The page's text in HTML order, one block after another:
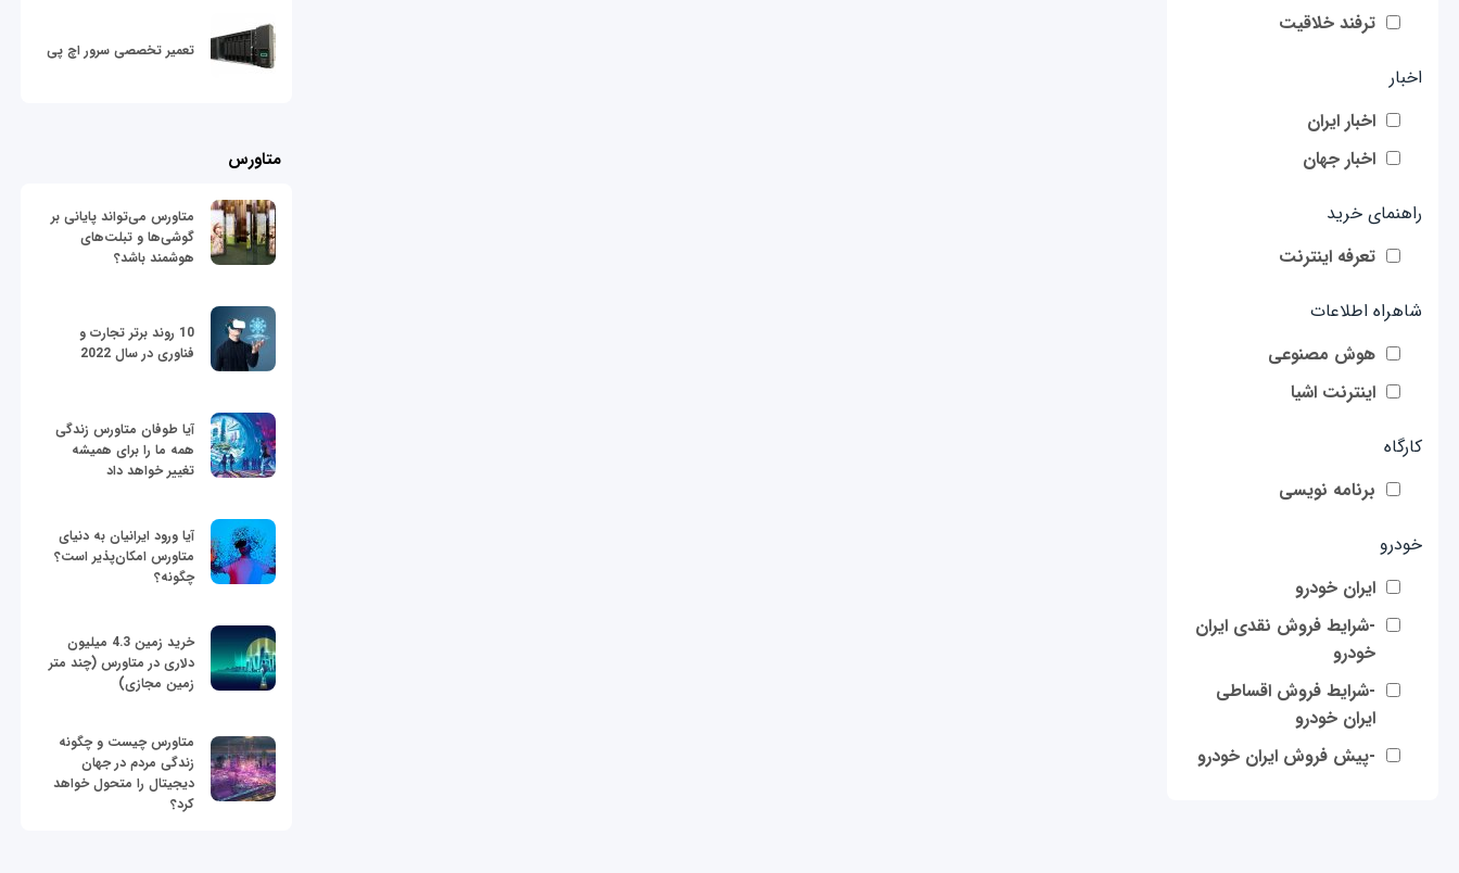
ترفند خلاقیت
اخبار
اخبار ایران
اخبار جهان
راهنمای خرید
تعرفه اینترنت
شاهراه اطلاعات
هوش مصنوعی
اینترنت اشیا
کارگاه
برنامه نویسی
خودرو
ایران خودرو
-شرایط فروش نقدی ایران
خودرو
-شرایط فروش اقساطی
ایران خودرو
-پیش فروش ایران خودرو
تعمیر تخصصی سرور اچ پی
متاورس
متاورس می‌تواند پایانی بر
گوشی‌ها و تبلت‌های
هوشمند باشد؟
10 روند برتر تجارت و
فناوری در سال 2022
آیا طوفان متاورس زندگی
همه ما را برای همیشه
تغییر خواهد داد
آیا ورود ایرانیان به دنیای
متاورس امکان‌پذیر است؟
چگونه؟
خرید زمین 4.3 میلیون
دلاری در متاورس (چند متر
زمین مجازی)
متاورس چیست و چگونه
زندگی مردم در جهان
دیجیتال را متحول خواهد
کرد؟